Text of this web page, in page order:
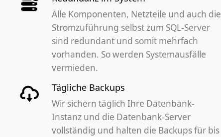
Alle Komponenten, Netzteile und auch die
Stromzuführung selbst zum SQL-Server
sind redundant und somit mehrfach
vorhanden. So werden Systemausfälle
vermieden.
Tägliche Backups
Wir sichern täglich Ihre Datenbank-
Instanz und die Datenbank-Server
vollständig und halten die Backups für bis